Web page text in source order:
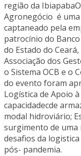
região da
Agronegócio é
captaneado pela
patrocínio do
do Estado do
Associação dos
o Sistema OCB e o
do evento foram
Logística de Apoio
capacidadecde
modal hidroviário;
surgimento de uma
desafios da
pós- pandemia.